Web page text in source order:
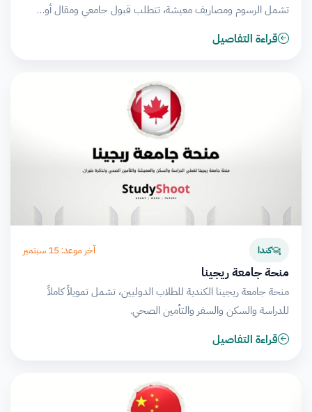
تشمل الرسوم ومصاريف معيشة، تتطلب قبول جامعي ومقال أو…
قراءة التفاصيل
كندا آخر موعد: 15 سبتمبر
منحة جامعة ريجينا
منحة جامعة ريجينا الكندية للطلاب الدوليين، تشمل تمويلاً كاملاً
للدراسة والسكن والسفر والتأمين الصحي.
قراءة التفاصيل